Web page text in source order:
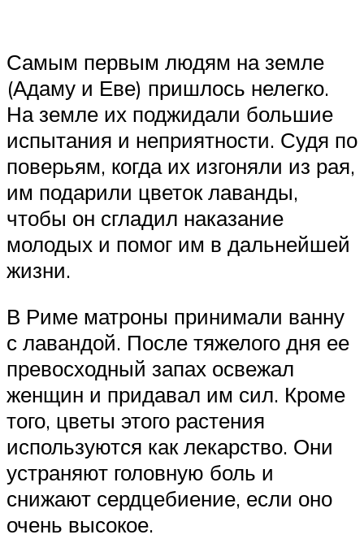
Самым первым людям на земле
(Адаму и Еве) пришлось нелегко.
На земле их поджидали большие
испытания и неприятности. Судя по
поверьям, когда их изгоняли из рая,
им подарили цветок лаванды,
чтобы он сгладил наказание
молодых и помог им в дальнейшей
жизни.
В Риме матроны принимали ванну
с лавандой. После тяжелого дня ее
превосходный запах освежал
женщин и придавал им сил. Кроме
того, цветы этого растения
используются как лекарство. Они
устраняют головную боль и
снижают сердцебиение, если оно
очень высокое.